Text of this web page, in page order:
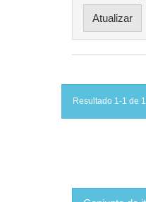
Resultado 1-1 de